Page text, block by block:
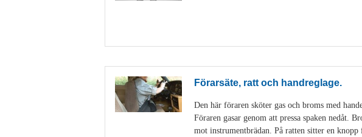
Förarsäte, ratt och handreglage.
Den här föraren sköter gas och broms med
Föraren gasar genom att pressa spaken nedåt.
mot instrumentbrädan. På ratten sitter en